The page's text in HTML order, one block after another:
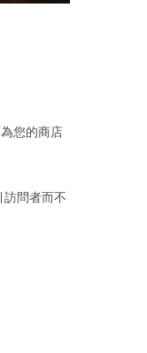
您的商店
訪問者而不